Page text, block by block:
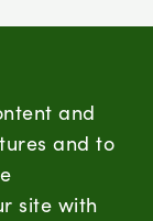
and
and to
site with